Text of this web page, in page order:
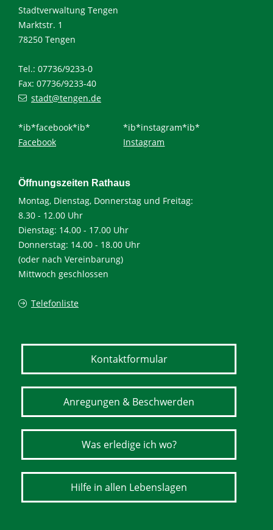
Stadtverwaltung Tengen
Marktstr. 1
78250 Tengen
Tel.: 07736/9233-0
Fax: 07736/9233-40
stadt@tengen.de
*ib*facebook*ib*
Facebook
*ib*instagram*ib*
Instagram
Öffnungszeiten Rathaus
Montag, Dienstag, Donnerstag und Freitag:
8.30 - 12.00 Uhr
Dienstag: 14.00 - 17.00 Uhr
Donnerstag: 14.00 - 18.00 Uhr
(oder nach Vereinbarung)
Mittwoch geschlossen
Telefonliste
Kontaktformular
Anregungen & Beschwerden
Was erledige ich wo?
Hilfe in allen Lebenslagen